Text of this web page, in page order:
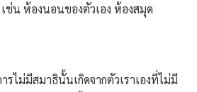
ช่น ห้องนอนของตัวเอง ห้องสมุด
รไม่มีสมาธินั้นเกิดจากตัวเราเองที่ไม่มี